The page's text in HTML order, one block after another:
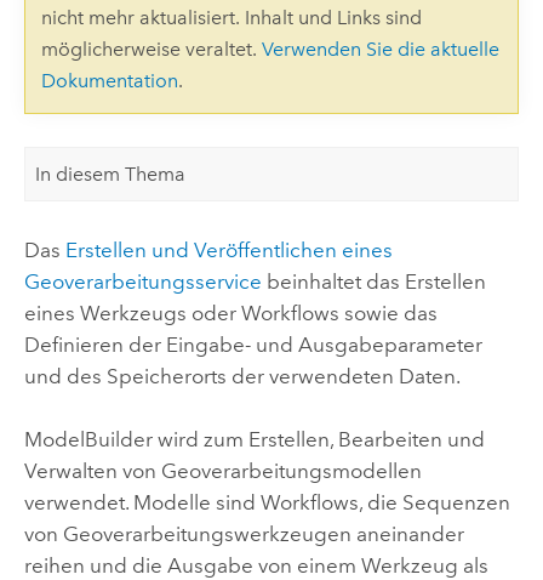
nicht mehr aktualisiert. Inhalt und Links sind
möglicherweise veraltet. Verwenden Sie die aktuelle
Dokumentation.
In diesem Thema
Das Erstellen und Veröffentlichen eines
Geoverarbeitungsservice beinhaltet das Erstellen
eines Werkzeugs oder Workflows sowie das
Definieren der Eingabe- und Ausgabeparameter
und des Speicherorts der verwendeten Daten.
ModelBuilderwird zum Erstellen, Bearbeiten und
Verwalten von Geoverarbeitungsmodellen
verwendet. Modelle sind Workflows, die Sequenzen
von Geoverarbeitungswerkzeugen aneinander
reihen und die Ausgabe von einem Werkzeug als